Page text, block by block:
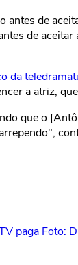
de
da
a atriz,
que o